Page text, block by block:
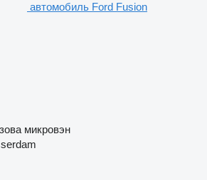
автомобиль Ford Fusion
микровэн